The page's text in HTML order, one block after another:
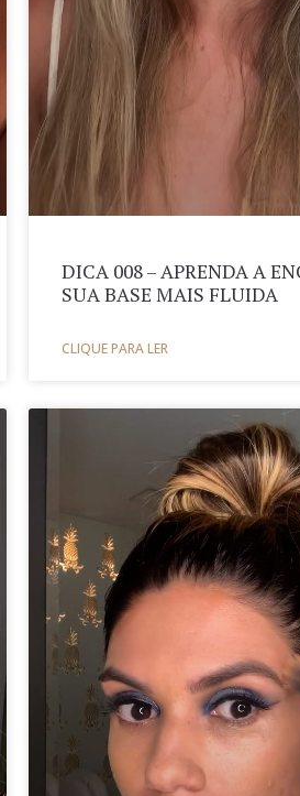
DICA 008 – APRENDA A
SUA BASE MAIS FLUIDA
CLIQUE PARA LER